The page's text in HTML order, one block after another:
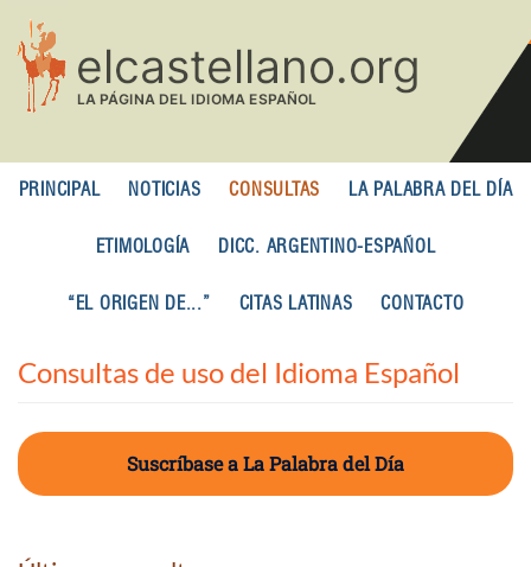
contenido
principal
PRINCIPAL NOTICIAS CONSULTAS LA PALABRA DEL DÍA
ETIMOLOGÍA DICC. ARGENTINO-ESPAÑOL
“EL ORIGEN DE...” CITAS LATINAS CONTACTO
Consultas de uso del Idioma Español
Suscríbase a La Palabra del Día